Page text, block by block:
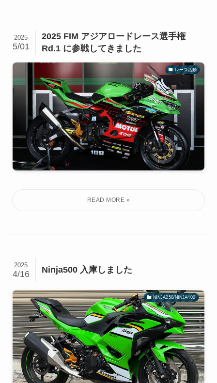
2025 FIM アジアロードレース選手権
Rd.1 に参戦してきました
2025
5/01
レース活動
Ninja500 入庫しました
2025
4/16
NINJA250/NINJA400